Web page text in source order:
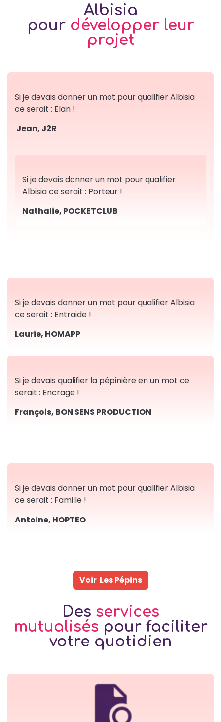
Albisia
pour développer leur
projet
Si je devais donner un mot pour qualifier Albisia
ce serait : Elan !
Jean, J2R
Si je devais donner un mot pour qualifier
Albisia ce serait : Porteur !
Nathalie, POCKETCLUB
Si je devais donner un mot pour qualifier Albisia
ce serait : Entraide !
Laurie, HOMAPP
Si je devais qualifier la pépinière en un mot ce
serait : Encrage !
François, BON SENS PRODUCTION
Si je devais donner un mot pour qualifier Albisia
ce serait : Famille !
Antoine, HOPTEO
Voir Les Pépins
Des services
mutualisés pour faciliter
votre quotidien